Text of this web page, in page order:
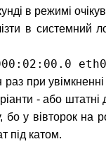
в режимі
в системний
при
- або
у вівторок на
під катом.